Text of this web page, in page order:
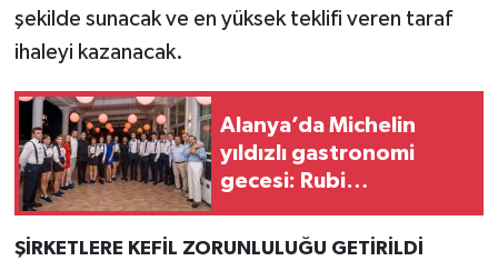
şekilde sunacak ve en yüksek teklifi veren taraf
ihaleyi kazanacak.
Alanya’da Michelin
yıldızlı gastronomi
gecesi: Rubi
şöleni
ŞİRKETLERE KEFİL ZORUNLULUĞU GETİRİLDİ